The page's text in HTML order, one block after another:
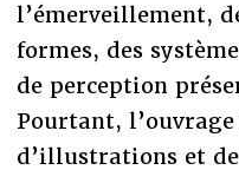
l’émerveillement,
formes, des
de perception
Pourtant,
d’illustrations et